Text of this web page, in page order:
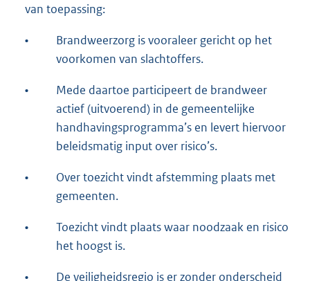
van toepassing:
•
Brandweerzorg is vooraleer gericht op het
voorkomen van slachtoffers.
•
Mede daartoe participeert de brandweer
actief (uitvoerend) in de gemeentelijke
handhavingsprogramma’s en levert hiervoor
beleidsmatig input over risico’s.
•
Over toezicht vindt afstemming plaats met
gemeenten.
•
Toezicht vindt plaats waar noodzaak en risico
het hoogst is.
•
De veiligheidsregio is er zonder onderscheid